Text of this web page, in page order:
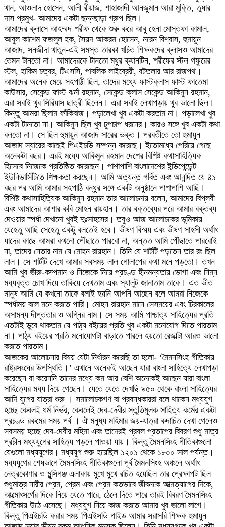
খান, আওলাদ হোসেন, আলী রীয়াজ, শাহাজাদী আনজুমান আরা মুক্তি, তুষার
দাস প্রমুখ- আমাদের একটা ছন্নছাড়া গ্রুপ ছিল।
আমাদের ক্লাসে আহম্মদ শরীফ থেকে শুরু করে আবু হেনা মোস্তফা কামাল,
আবুল কাশেম ফজলুল হক, সৈয়দ আকরম হোসেন, নরেন বিশ্বাস, হুমায়ুন
আজাদ, সনজীদা খাতুন-এই সমস্ত তারকা খচিত শিক্ষকদের ক্লাসও আমাদের
তেমন টানতো না। আমাদেরকে টানতো মধুর ক্যানটিন, শরীফের স্টল গফুরের
স্টল, হাকিম চত্বর, টিএসসি, পাবলিক লাইব্রেরী, বটতলার আর রাজপথ।
আমাদের অনেক মেয়ে সহপাঠী ছিল, তাদের মধ্যে ফাস্টক্লাস ফাস্ট ফাতেমা
কাউসার, সেকেন্ড ফাস্ট ঝর্না রহমান, সেকেন্ড ক্লাস সেকেন্ড আকিমুন রহমান,
এরা সবাই খুব সিরিয়াস ছাত্রী ছিলেন। এরা সবাই লেখাপড়ায় খুব ভালো ছিল।
কিন্তু আমরা ছিলাম ফাঁকিবাজ। পড়ালেখা খুব একটা করতাম না। পড়ালেখা খুব
একটা টানতো না। আকিমুন ছিল খুব চুপচাপ ধরনের। কারও সঙ্গে খুব একটা কথা
বলতো না। সে ছিল হুমায়ুন আজাদ সারের ভক্ত। পরবর্তীতে তো হুমায়ুন
আজাদ স্যারের কাছেই পিএইচডি সম্পন্ন করেছে। ইতোমধ্যে পেরিয়ে গেছে
অনেকটা বছর। এরই মধ্যে আকিমুন রহমান দেশের বিশিষ্ট কথাসাহিত্যিক
হিসেবে নিজেকে প্রতিষ্ঠিত করেছেন। পাশাপাশি বাংলাদেশের ইন্ডিপেন্ডেন্ট
ইউনিভার্সিটিতে শিক্ষকতা করছেন। আমি অত্যন্ত গর্বিত এবং আনন্দিত যে ৪১
বছর পর আমি আমার সহপাঠি বন্ধুর সঙ্গে একটি অনুষ্ঠানে পাশাপাশি আছি।
বিশিষ্ট কথাসাহিত্যিক আকিমুন রহমান তার আলোচনায় বলেন, আমাদের বিপ্লবী
এবং আমাদের আশার কবি মোহন রায়হান। তার বক্তব্যের পরে আমার বক্তব্য
দেওয়ার স্পর্ধা দেখানো খুবই দুঃসাহসের। তবুও আজ আলোচকের ভূমিকায়
যেহেতু আছি সেহেতু একটু বলতেই হবে। ভীষণ বিস্ময় এবং ভীষণ সাহসী অর্থাৎ
যাদের কাছে আমরা কখনো পৌঁছাতে পারবো না, অন্তত আমি পৌঁছাতে পারবোই
না, তাদের নেতার নাম যে মোহন রায়হান। তিনি যে শার্টটি পড়তেন তার রং ছিল
লাল। সে শার্টটি দেখে আমার সবসময় লাল গোলাপের কথা মনে পড়তো। তখন
আমি খুব ভীরু-কম্পমান ও নিজেকে নিয়ে প্রচণ্ড হীনমন্যতায় ভোগা এবং নিম্ন
মধ্যবৃত্ত চোখ দিয়ে তাকিয়ে দেখতাম এবং স্যালুট জানাতাম তাকে। এত ভীত
মানুষ আমি যে কখনো তাকে বলাই হয়নি আপনি আছেন বলে আমরা নিজেকে
স্পর্ধাময় বলে মনে করতে পারি। মোহন রায়হান মানে সেসময়ের এবং চিরকালের
অসামন্য দীপ্ততার ও অগ্নির নাম। সে সময় আমি পাশ্চাত্য সাহিত্যের প্রতি
এতটাই ডুবে থাকতাম যে পাঠ্য বইয়ের প্রতি খুব একটা মনোযোগ দিতে পারতাম
না। পাঠ্য বইয়ের প্রতি মনোযোগটা বাড়াতে পারলে হয়তো রেজাল্টা আরও ভালো
করতে পারতাম।
আজকের আলোচনার বিষয় যেটা নির্ধারন করেছি তা হলো- ‘মৈমনসিংহ গীতিকায়
রাষ্ট্রসংঘের উপস্থিতি।’ এখানে অনেকই আছেন যারা বাংলা সাহিত্যে লেখাপড়া
করেছেন বা করেননি তাদের মধ্যে কম আর বেশি অনেকেই আছেন যারা বাংলা
সাহিত্যের মধ্য দিয়ে গেছেন। যেতে যেতে দেখছি ৯৫০ থেকে বাংলা সাহিত্যের
আদি যুগের যাত্রা শুরু । সমালোচকগণ বা প্রবন্ধকাররা বলে থাকেন মধ্যযুগ
হচ্ছে কেবলই ধর্ম নির্ভর, কেবলেই দেব-দেবীর স্তুতিমূলক সাহিত্য কর্মের একটা
প্রচণ্ড রকমের সময় পর্ব । ঐ মনুষ্য মহিমার জয়-যাত্রা কদাচিত দেখা গেলেও
সবসময় হচ্ছে দেব-দেবীর মহিমা এবং তাদেরই প্রবল প্রতাপের বিবরণ শুধু মাত্র
প্রচীন মধ্যযুগের সাহিত্য পড়লে পাওয়া যায়। কিন্তু মৈমনসিংহ গীতিকাগুলো
যেগুলো মধ্যযুগের। মধ্যযুগ শুরু হয়েছিল ১২০১ থেকে ১৮০০ সাল পর্যন্ত।
মধ্যযুগের শেষভাগে মৈমনসিংহ গীতিকাগুলো পূর্ব মৈমনসিংহ অঞ্চলে অর্থাৎ
নেত্রকোণার ও মুন্সিগঞ্জ এলাকায় মুখে মুখে রচিত হয়েছিল তার প্রেক্ষাপট ছিল
শুধুমাত্র নারীর প্রেম, প্রেম এবং প্রেম কতভাবে জীবনকে আত্মত্যাগের দিকে,
আত্মোৎসর্গের দিকে নিয়ে যেতে পারে, ঠেলে দিতে পারে তারই বিবরণ মৈমনসিংহ
গীতিকায় উঠে এসেছে। মধ্যযুগ নিয়ে কাজ করতে আমার খুব ভালো লাগে।
কিন্তু পিএইচডি করার সময় পিএইসডি গাইড আমার সরাসরি শিক্ষক হুমায়ুন